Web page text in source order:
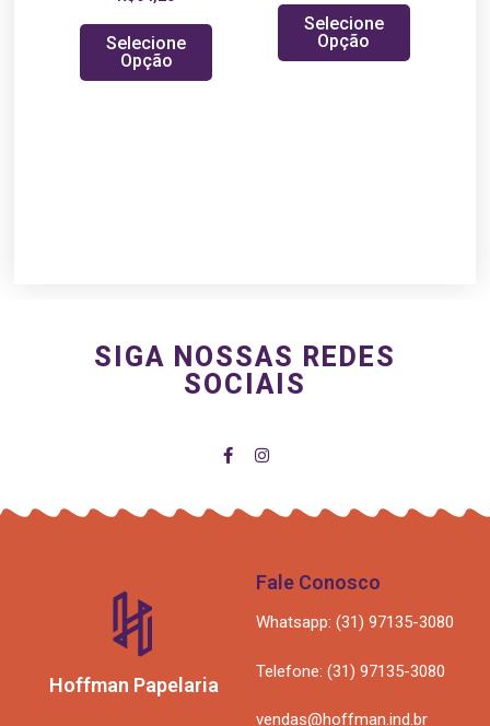
Selecione
Opção
Selecione
Opção
SIGA NOSSAS REDES
SOCIAIS
Hoffman Papelaria
Fale Conosco
Whatsapp: (31) 97135-3080
Telefone: (31) 97135-3080
vendas@hoffman.ind.br